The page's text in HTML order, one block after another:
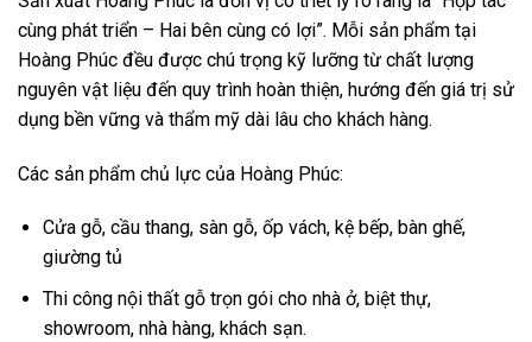
cùng phát triển – Hai bên cùng có lợi”. Mỗi sản phẩm tại
Hoàng Phúc đều được chú trọng kỹ lưỡng từ chất lượng
nguyên vật liệu đến quy trình hoàn thiện, hướng đến giá trị sử
dụng bền vững và thẩm mỹ dài lâu cho khách hàng.
Các sản phẩm chủ lực của Hoàng Phúc:
Cửa gỗ, cầu thang, sàn gỗ, ốp vách, kệ bếp, bàn ghế,
giường tủ
Thi công nội thất gỗ trọn gói cho nhà ở, biệt thự,
showroom, nhà hàng, khách sạn.